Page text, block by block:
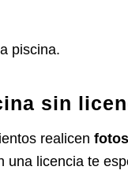
piscina.
sin
realicen
licencia te